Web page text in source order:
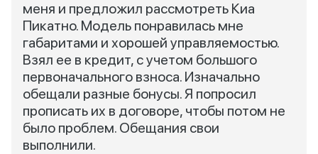
меня и предложил рассмотреть Киа
Пикатно. Модель понравилась мне
габаритами и хорошей управляемостью.
Взял ее в кредит, с учетом большого
первоначального взноса. Изначально
обещали разные бонусы. Я попросил
прописать их в договоре, чтобы потом не
было проблем. Обещания свои
выполнили.